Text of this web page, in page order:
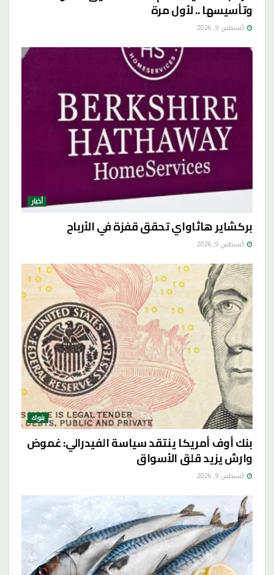
وتأسيسها .. لأول مرة
أغسطس 9, 2026
أخبار
بركشاير هاثاواي تحقق قفزة في الأرباح
أغسطس 9, 2026
بنوك
بنك أوف أمريكا ينتقد سياسة الفيدرالي: غموض
وارش يزيد قلق الأسواق
أغسطس 9, 2026